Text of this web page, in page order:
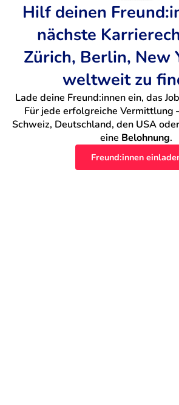
Hilf deinen
nächste
Zürich, Berlin, New
weltweit zu
Lade deine Freund:innen ein, das
Für jede erfolgreiche Vermittlung
Schweiz, Deutschland, den USA
eine Belohnung.
Freund:innen